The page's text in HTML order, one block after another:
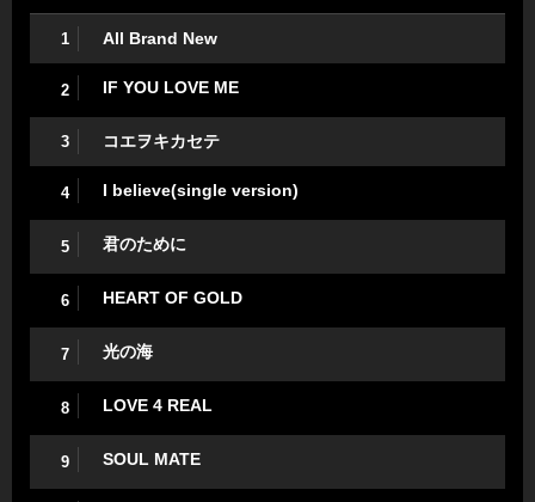
1 All Brand New
2 IF YOU LOVE ME
3 コエヲキカセテ
4 I believe(single version)
5 君のために
6 HEART OF GOLD
7 光の海
8 LOVE 4 REAL
9 SOUL MATE